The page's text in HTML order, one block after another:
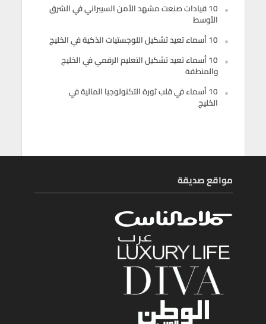
10 قيادات صنعت مشهد الأمن السيبراني في الشرق
الأوسط
10 أسماء تعيد تشكيل اللوجستيات الذكية في الخليج
10 أسماء تعيد تشكيل التعليم الرقمي في الخليج
والمنطقة
10 أسماء في قلب ثورة التكنولوجيا المالية في
الخليج
مواقع صديقة